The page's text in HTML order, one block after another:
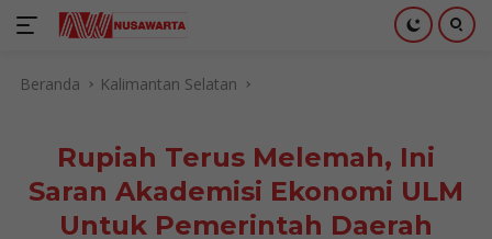
Beranda Kalimantan Selatan
Rupiah Terus Melemah, Ini
Saran Akademisi Ekonomi ULM
Untuk Pemerintah Daerah